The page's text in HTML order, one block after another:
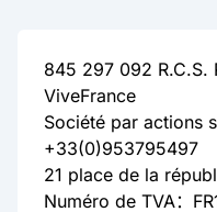
845 297 092 R.C.S.
ViveFrance
Société par actions
+33(0)953795497
21 place de la
Numéro de TVA：